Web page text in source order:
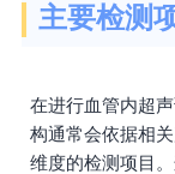
主要检测
在进行血管内超
构通常会依据相
维度的检测项目